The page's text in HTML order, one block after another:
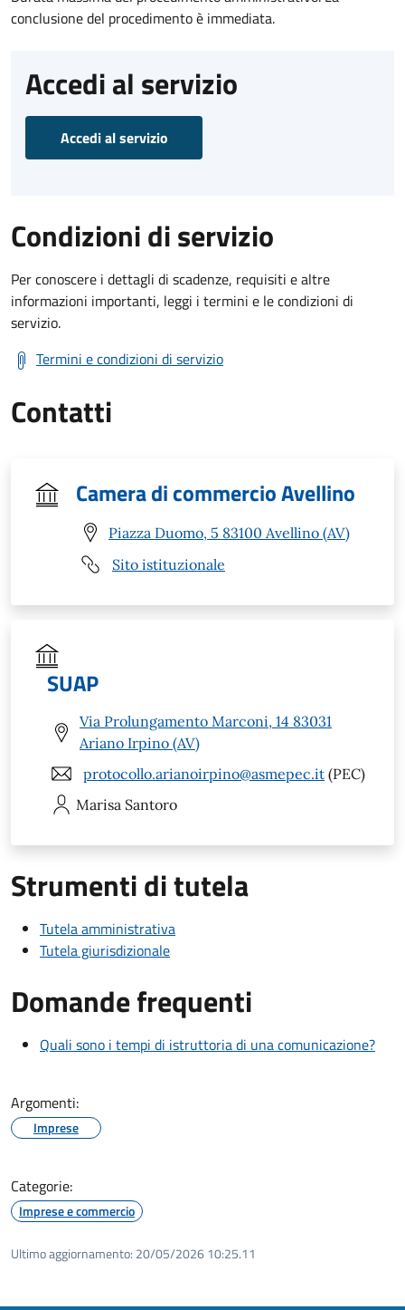
conclusione del procedimento è immediata.
Accedi al servizio
Accedi al servizio
Condizioni di servizio
Per conoscere i dettagli di scadenze, requisiti e altre
informazioni importanti, leggi i termini e le condizioni di
servizio.
Termini e condizioni di servizio
Contatti
Camera di commercio Avellino
Piazza Duomo, 5 83100 Avellino (AV)
Sito istituzionale
SUAP
Via Prolungamento Marconi, 14 83031
Ariano Irpino (AV)
protocollo.arianoirpino@asmepec.it (PEC)
Marisa Santoro
Strumenti di tutela
Tutela amministrativa
Tutela giurisdizionale
Domande frequenti
Quali sono i tempi di istruttoria di una comunicazione?
Argomenti:
Imprese
Categorie:
Imprese e commercio
Ultimo aggiornamento: 20/05/2026 10:25.11